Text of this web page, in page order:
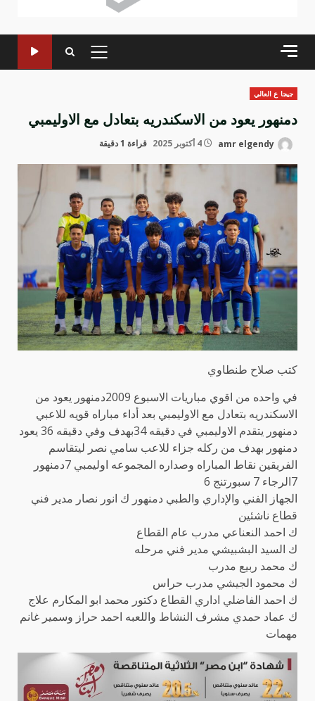
القائمة
الرئيسية
جيجا ع العالي
دمنهور يعود من الاسكندريه بتعادل مع الاوليمبي
قراءة 1 دقيقة
كتب صلاح طنطاوي
في واحده من اقوي مباريات الاسبوع 2009دمنهور يعود من
الاسكندريه بتعادل مع الاوليمبي بعد أداء مباراه قويه للاعبي
دمنهور يتقدم الاوليمبي في دقيقه 34بهدف وفي دقيقه 36 يعود
دمنهور بهدف من ركله جزاء للاعب سامي نصر ليتقاسم
الفريقين نقاط المباراه وصداره المجموعه اوليمبي 7دمنهور
7الرجاء 7 سبورتنج 6
الجهاز الفني والإداري والطبي دمنهور ك انور نصار مدير فني
قطاع ناشئين
ك احمد النعناعي مدرب عام القطاع
ك السيد البشبيشي مدير فني مرحله
ك محمد ربيع مدرب
ك محمود الجيشي مدرب حراس
ك احمد الفاضلي اداري القطاع دكتور محمد ابو المكارم علاج
ك عماد حمدي مشرف النشاط واللعبه احمد حراز وسمير غانم
مهمات